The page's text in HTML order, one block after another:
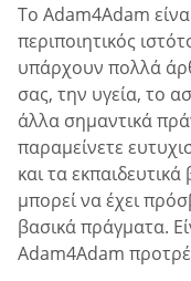
Το Adam4Adam
περιποιητικός
υπάρχουν πολλά
σας, την υγεία, το
άλλα σημαντικά
παραμείνετε
και τα
μπορεί να έχει
βασικά πράγματα.
Adam4Adam